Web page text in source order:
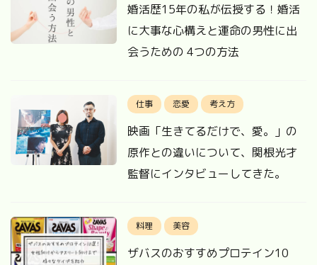
婚活歴15年の私が伝授する！婚活
に大事な心構えと運命の男性に出
会うための 4つの方法
仕事 恋愛 考え方
映画「生きてるだけで、愛。」の
原作との違いについて、関根光才
監督にインタビューしてきた。
料理 美容
ザバスのおすすめプロテイン10